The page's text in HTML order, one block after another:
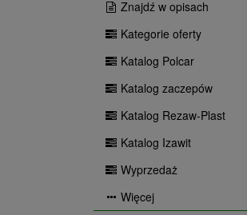
Znajdź w opisach
Kategorie oferty
Katalog Polcar
Katalog zaczepów
Katalog Rezaw-Plast
Katalog Izawit
Wyprzedaż
Więcej